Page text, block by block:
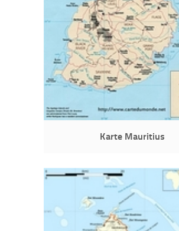
Karte Mauritius